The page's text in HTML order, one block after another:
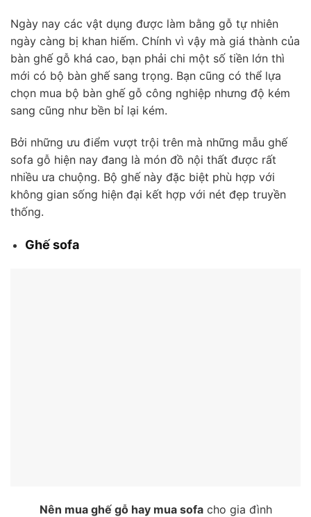
Ngày nay các vật dụng được làm bằng gỗ tự nhiên
ngày càng bị khan hiếm. Chính vì vậy mà giá thành của
bàn ghế gỗ khá cao, bạn phải chi một số tiền lớn thì
mới có bộ bàn ghế sang trọng. Bạn cũng có thể lựa
chọn mua bộ bàn ghế gỗ công nghiệp nhưng độ kém
sang cũng như bền bỉ lại kém.
Bởi những ưu điểm vượt trội trên mà những mẫu ghế
sofa gỗ hiện nay đang là món đồ nội thất được rất
nhiều ưa chuộng. Bộ ghế này đặc biệt phù hợp với
không gian sống hiện đại kết hợp với nét đẹp truyền
thống.
Ghế sofa
Nên mua ghế gỗ hay mua sofacho gia đình